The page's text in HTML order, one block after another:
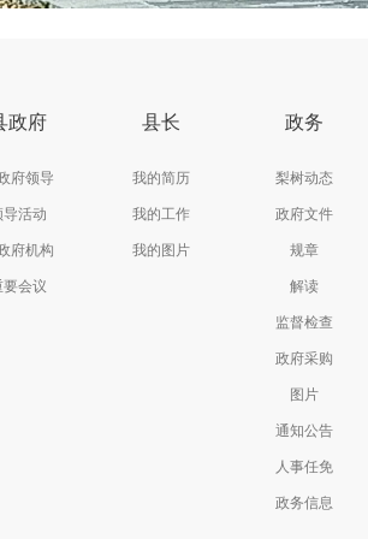
政府
府领导
导活动
府机构
要会议
县长
我的简历
我的工作
我的图片
政务
梨树动态
政府文件
规章
解读
监督检查
政府采购
图片
通知公告
人事任免
政务信息